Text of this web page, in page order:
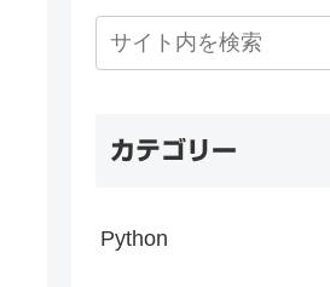
カテゴリー
Python